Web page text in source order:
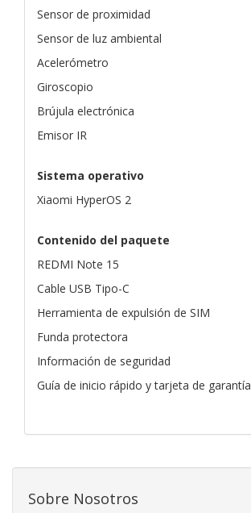
Sensor de proximidad
Sensor de luz ambiental
Acelerómetro
Giroscopio
Brújula electrónica
Emisor IR
Sistema operativo
Xiaomi HyperOS 2
Contenido del paquete
REDMI Note 15
Cable USB Tipo-C
Herramienta de expulsión de SIM
Funda protectora
Información de seguridad
Guía de inicio rápido y tarjeta de garantía
Sobre Nosotros